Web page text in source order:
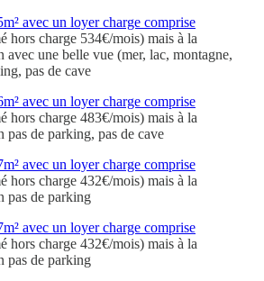
avec un loyer charge comprise
hors charge 534€/mois) mais à la
avec une belle vue (mer, lac, montagne,
pas de cave
avec un loyer charge comprise
hors charge 483€/mois) mais à la
pas de parking, pas de cave
avec un loyer charge comprise
hors charge 432€/mois) mais à la
pas de parking
avec un loyer charge comprise
hors charge 432€/mois) mais à la
pas de parking